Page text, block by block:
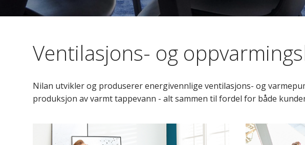
Ventilasjons- og
Nilan utvikler og produserer energivennlige ventilasjons- og
produksjon av varmt tappevann - alt sammen til fordel for både